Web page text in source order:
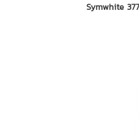
Symwhite